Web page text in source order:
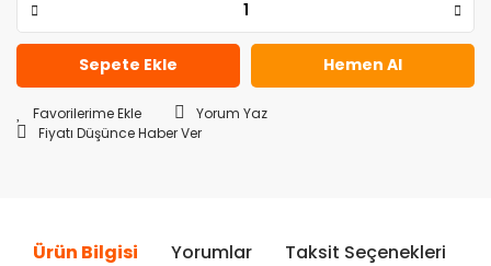
Sepete Ekle Hemen Al
Yorum Yaz
Fiyatı Düşünce Haber Ver
Ürün Bilgisi Yorumlar Taksit Seçenekleri